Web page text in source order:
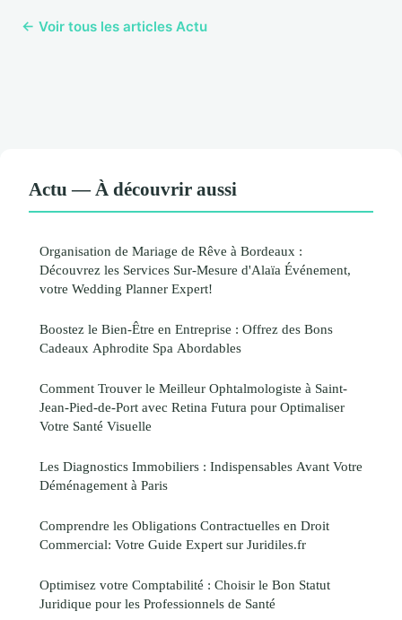
← Voir tous les articles Actu
Actu — À découvrir aussi
Organisation de Mariage de Rêve à Bordeaux :
Découvrez les Services Sur-Mesure d'Alaïa Événement,
votre Wedding Planner Expert!
Boostez le Bien-Être en Entreprise : Offrez des Bons
Cadeaux Aphrodite Spa Abordables
Comment Trouver le Meilleur Ophtalmologiste à Saint-
Jean-Pied-de-Port avec Retina Futura pour Optimaliser
Votre Santé Visuelle
Les Diagnostics Immobiliers : Indispensables Avant Votre
Déménagement à Paris
Comprendre les Obligations Contractuelles en Droit
Commercial: Votre Guide Expert sur Juridiles.fr
Optimisez votre Comptabilité : Choisir le Bon Statut
Juridique pour les Professionnels de Santé